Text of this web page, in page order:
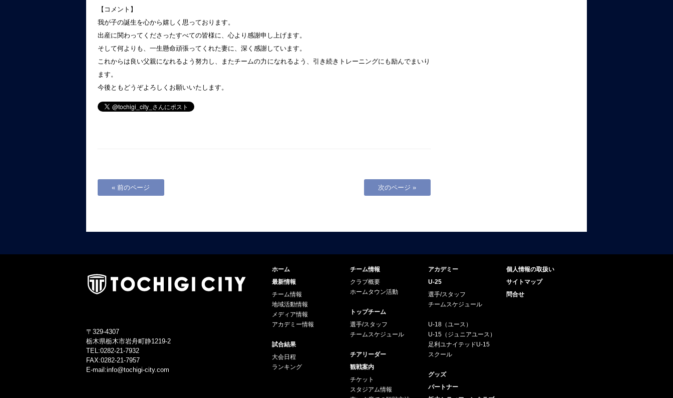
【コメント】
我が子の誕生を心から嬉しく思っております。
出産に関わってくださったすべての皆様に、心より感謝申し上げます。
そして何よりも、一生懸命頑張ってくれた妻に、深く感謝しています。
これからは良い父親になれるよう努力し、またチームの力になれるよう、引き続きトレーニングにも励んでまいり
ます。
今後ともどうぞよろしくお願いいたします。
« 前のページ 次のページ »
〒329-4307
栃木県栃木市岩舟町静1219-2
TEL:0282-21-7932
FAX:0282-21-7957
E-mail:info@tochigi-city.com
ホーム
最新情報
チーム情報
地域活動情報
メディア情報
アカデミー情報
試合結果
大会日程
ランキング
チーム情報
クラブ概要
ホームタウン活動
トップチーム
選手/スタッフ
チームスケジュール
チアリーダー
観戦案内
チケット
スタジアム情報
アカデミー
U-25
選手/スタッフ
チームスケジュール
U-18（ユース）
U-15（ジュニアユース）
足利ユナイテッドU-15
スクール
グッズ
パートナー
個人情報の取扱い
サイトマップ
問合せ